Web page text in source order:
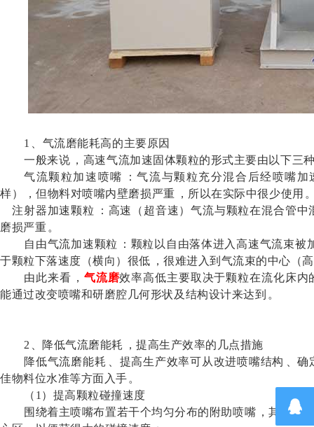
1、气流磨能耗高的主要原因
一般来说，高速气流加速固体颗粒的形式主要由以下三种
气流颗粒加速喷嘴：气流与颗粒充分混合后经喷嘴
样），但物料对喷嘴内壁磨损严重，所以在实际中很少使用
注射器加速颗粒：高速（超音速）气流与颗粒在混合管
磨损严重。
自由气流加速颗粒：颗粒以自由落体进入高速气流束被加速
于颗粒下落速度（横向）很低，很难进入到气流束的中心（
由此来看， 气流磨效率高低主要取决于颗粒在流化床内
能通过改变喷嘴和研磨腔几何形状及结构设计来达到。
2、降低气流磨能耗，提高生产效率的几点措施
降低气流磨能耗、提高生产效率可从改进喷嘴结构、
佳物料位水准等方面入手。
（ 1）提高颗粒碰撞速度
围绕着主喷嘴布置若干个均匀分布的附助喷嘴，其作